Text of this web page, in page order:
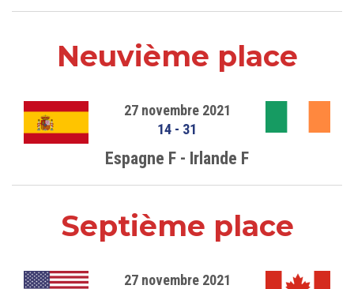
Neuvième place
27 novembre 2021
14 - 31
Espagne F - Irlande F
Septième place
27 novembre 2021